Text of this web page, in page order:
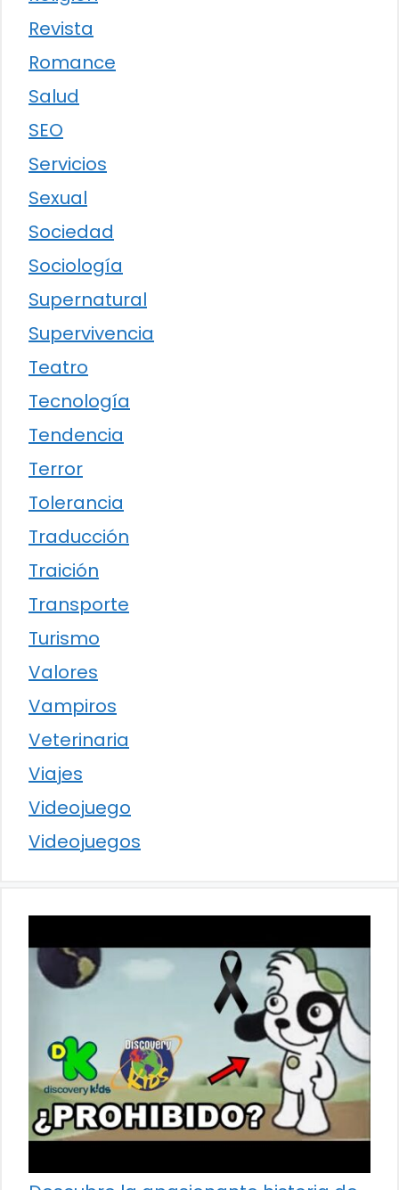
Revista
Romance
Salud
SEO
Servicios
Sexual
Sociedad
Sociología
Supernatural
Supervivencia
Teatro
Tecnología
Tendencia
Terror
Tolerancia
Traducción
Traición
Transporte
Turismo
Valores
Vampiros
Veterinaria
Viajes
Videojuego
Videojuegos